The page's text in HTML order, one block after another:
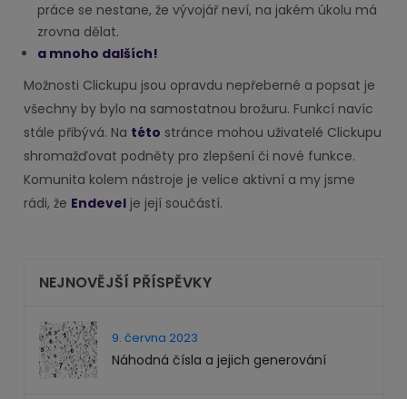
práce se nestane, že vývojář neví, na jakém úkolu má
zrovna dělat.
a mnoho dalších!
Možnosti Clickupu jsou opravdu nepřeberné a popsat je
všechny by bylo na samostatnou brožuru. Funkcí navíc
stále přibývá. Na této stránce mohou uživatelé Clickupu
shromažďovat podněty pro zlepšení či nové funkce.
Komunita kolem nástroje je velice aktivní a my jsme
rádi, že Endevel je její součástí.
NEJNOVĚJŠÍ PŘÍSPĚVKY
9. června 2023
Náhodná čísla a jejich generování